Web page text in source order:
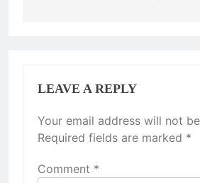
LEAVE A REPLY
Your email address will not
Required fields are marked *
Comment *